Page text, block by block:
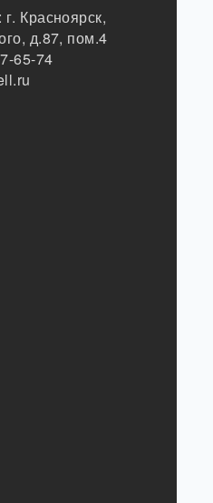
г. Красноярск,
д.87, пом.4
65-74